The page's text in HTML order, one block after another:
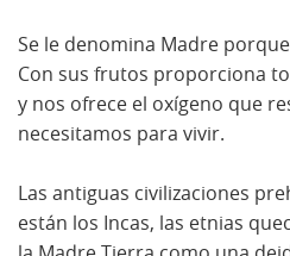
Se le denomina Madre
Con sus frutos proporciona
y nos ofrece el oxígeno que
necesitamos para vivir.
Las antiguas civilizaciones
están los Incas, las etnias